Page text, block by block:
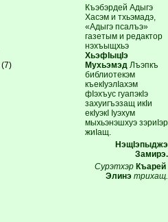
(7)
Къэбэрдей Адыгэ
Хасэм и тхьэмадэ,
«Адыгэ псалъэ»
газетым и редактор
нэхъыщхьэ
ХьэфIыцIэ
Мухьэмэд Лъэпкъ
библиотекэм
къекIуэлIахэм
фIэхъус гуапэкIэ
захуигъэзащ икIи
екIуэкI Iуэхум
мыхьэнэшхуэ зэриIэр
жиIащ.
НэщIэпыджэ
Замирэ.
Сурэтхэр Къарей
Элинэ трихащ.